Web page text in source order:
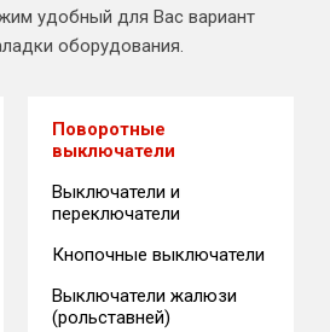
удобный для Вас вариант
оборудования.
Поворотные
выключатели
Выключатели и
переключатели
Кнопочные выключатели
Выключатели жалюзи
(рольставней)